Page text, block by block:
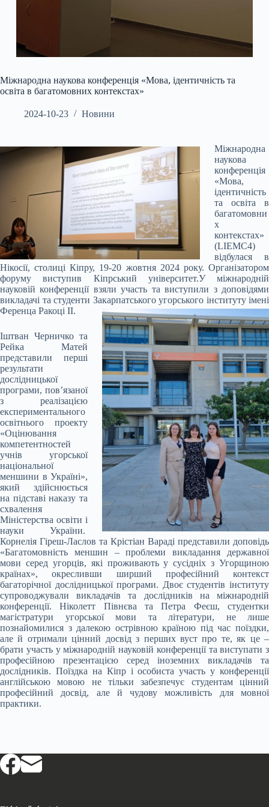
Міжнародна наукова конференція «Мова, ідентичність та
освіта в багатомовних контекстах»
2024-10-23 Новини
Міжнародна
наукова
конференція
«Мова,
ідентичність
та освіта в
багатомовни
х
контекстах»
(LIEMC4)
відбулася в
Нікосії, столиці Кіпру, 19-20 жовтня 2024 року. Організатором
форуму виступив Кіпрський університет.У міжнародній
науковій конференції взяли участь та виступили з доповідями
викладачі та студенти Закарпатського угорського інституту імені
Ференца Ракоці ІІ.
Іштван Черничко та
Рейка Матей
представили перші
результати
дослідницької
програми, пов’язаної
з реалізацією
експериментального
освітнього проекту
«Оцінювання
компетентностей
учнів угорської
національної
меншини в Україні»,
який здійснюється
на підставі наказу та
схвалення
Міністерства освіти і
науки України.
Корнелія Гіреш-Ласлов та Крістіан Вараді представили доповідь
«Багатомовність меншин – проблеми викладання державної
мови серед угорців, які проживають у сусідніх з Угорщиною
країнах», окресливши ширший професійний контекст
багаторічної дослідницької програми. Двоє студентів інституту
супроводжували викладачів та дослідників на міжнародній
конференції. Ніколетт Півнєва та Петра Феєш, студентки
магістратури угорської мови та літератури, не лише
познайомилися з далекою острівною країною під час поїздки,
але й отримали цінний досвід з перших вуст про те, як це –
брати участь у міжнародній науковій конференції та виступати з
професійною презентацією серед іноземних викладачів та
дослідників. Поїздка на Кіпр і особиста участь у конференції
англійською мовою не тільки забезпечує студентам цінний
професійний досвід, але й чудову можливість для мовної
практики.